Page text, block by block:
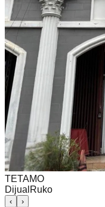
TETAMO
Dijual Ruko
‹ ›